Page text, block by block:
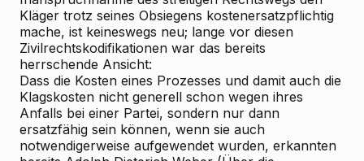
Kläger trotz seines Obsiegens kostenersatzpflichtig
mache, ist keineswegs neu; lange vor diesen
Zivilrechtskodifikationen war das bereits
herrschende Ansicht:
Dass die Kosten eines Prozesses und damit auch die
Klagskosten nicht generell schon wegen ihres
Anfalls bei einer Partei, sondern nur dann
ersatzfähig sein können, wenn sie auch
notwendigerweise aufgewendet wurden, erkannten